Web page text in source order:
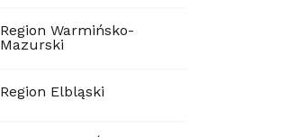
Region Warmińsko-
Mazurski
Region Elbląski